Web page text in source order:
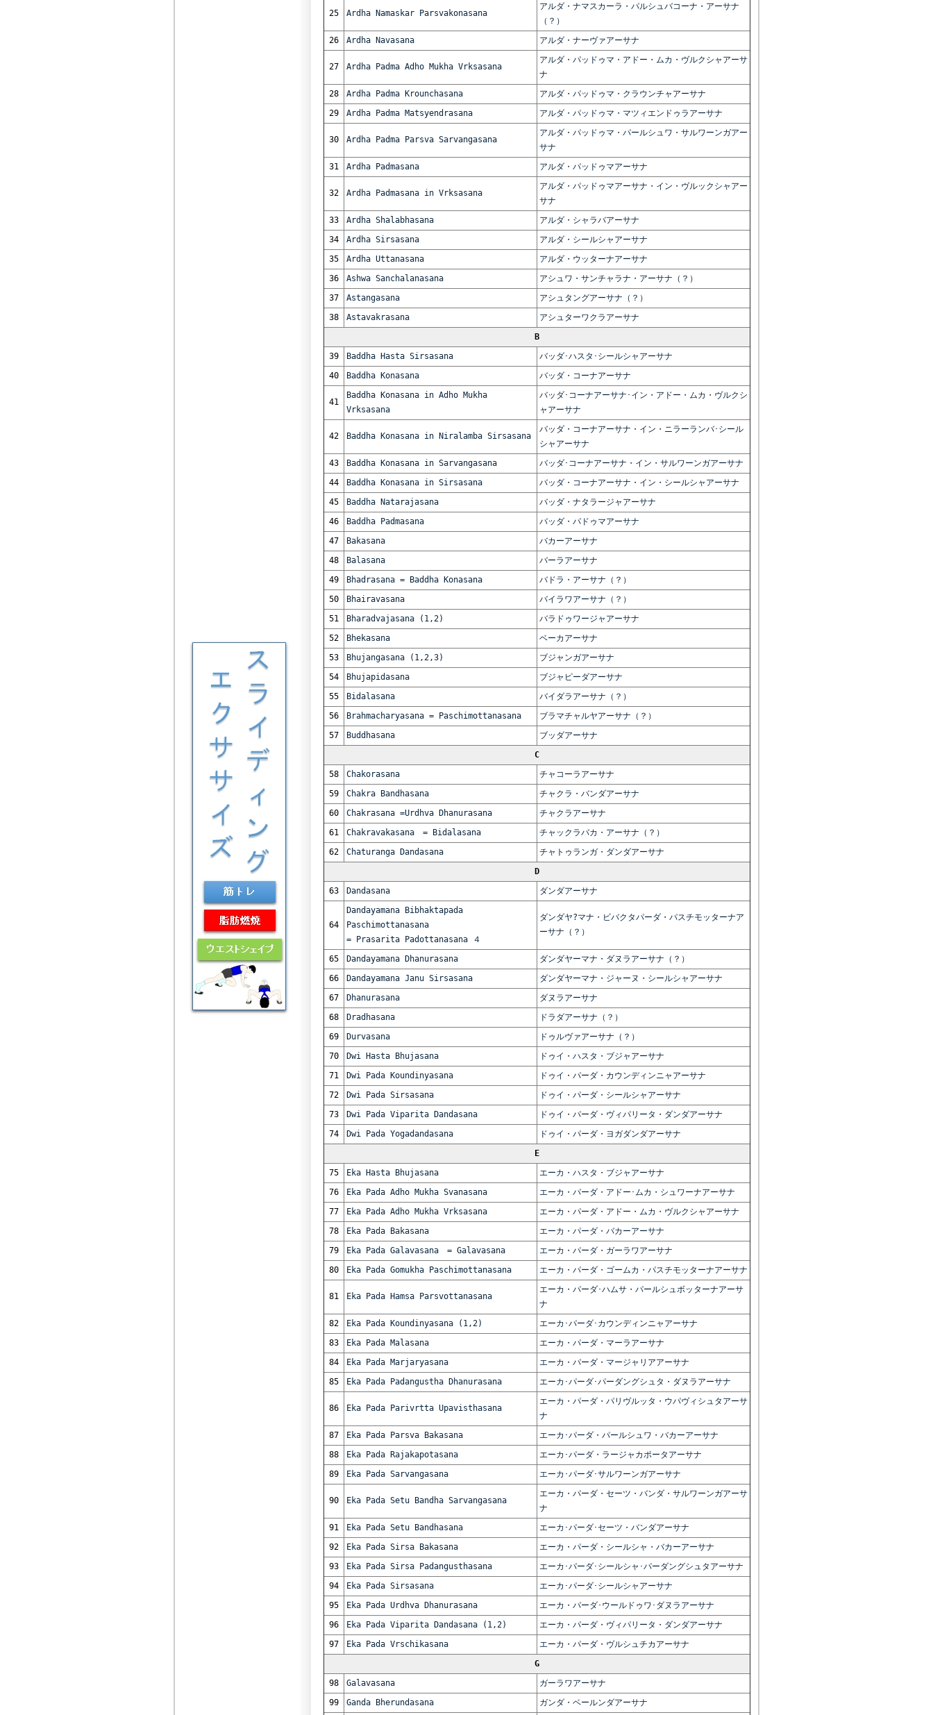
25 Ardha Namaskar Parsvakonasana
アルダ・ナマスカーラ・パルシュバコーナ・アーサナ
（？）
26
Ardha Navasana アルダ・ナーヴァアーサナ
27 Ardha Padma Adho Mukha Vrksasana
アルダ・パッドゥマ・アドー・ムカ・ヴルクシャアーサ
ナ
28
Ardha Padma Krounchasana
アルダ・パッドゥマ・クラウンチャアーサナ
29
Ardha Padma Matsyendrasana アルダ・パッドゥマ・マツィエンドゥラアーサナ
30 Ardha Padma Parsva Sarvangasana
アルダ・パッドゥマ・パールシュワ・サルワーンガアー
サナ
31
Ardha Padmasana アルダ・パッドゥマアーサナ
32 Ardha Padmasana in Vrksasana
アルダ・パッドゥマアーサナ・イン・ヴルックシャアー
サナ
33
Ardha Shalabhasana
アルダ・シャラバアーサナ
34
Ardha Sirsasana
アルダ・シールシャアーサナ
35
Ardha Uttanasana
アルダ・ウッターナアーサナ
36
Ashwa Sanchalanasana
アシュワ・サンチャラナ・アーサナ（？）
37
Astangasana
アシュタングアーサナ（？）
38
Astavakrasana
アシュターワクラアーサナ
B
39
Baddha Hasta Sirsasana
バッダ･ハスタ･シールシャアーサナ
40
Baddha Konasana バッダ・コーナアーサナ
41
Baddha Konasana in Adho Mukha
Vrksasana
バッダ･コーナアーサナ･イン・アドー・ムカ・ヴルクシ
ャアーサナ
42 Baddha Konasana in Niralamba Sirsasana
バッダ・コーナアーサナ・イン・ニラーランバ･シール
シャアーサナ
43
Baddha Konasana in Sarvangasana
バッダ･コーナアーサナ・イン・サルワーンガアーサナ
44
Baddha Konasana in Sirsasana
バッダ・コーナアーサナ・イン・シールシャアーサナ
45
Baddha Natarajasana
バッダ・ナタラージャアーサナ
46
Baddha Padmasana
バッダ・パドゥマアーサナ
47
Bakasana
バカーアーサナ
48
Balasana
バーラアーサナ
49
Bhadrasana = Baddha Konasana
バドラ・アーサナ（？）
50
Bhairavasana
バイラワアーサナ（？）
51
Bharadvajasana (1,2)
バラドゥワージャアーサナ
52
Bhekasana
ベーカアーサナ
53
Bhujangasana (1,2,3)
ブジャンガアーサナ
54
Bhujapidasana
ブジャピーダアーサナ
55
Bidalasana
バイダラアーサナ（？）
56
Brahmacharyasana = Paschimottanasana
ブラマチャルヤアーサナ（？）
57
Buddhasana
ブッダアーサナ
C
58
Chakorasana
チャコーラアーサナ
59
Chakra Bandhasana
チャクラ・バンダアーサナ
60
Chakrasana =Urdhva Dhanurasana
チャクラアーサナ
61
Chakravakasana = Bidalasana
チャックラバカ・アーサナ（？）
62
Chaturanga Dandasana
チャトゥランガ・ダンダアーサナ
D
63
Dandasana ダンダアーサナ
64
Dandayamana Bibhaktapada
Paschimottanasana
= Prasarita Padottanasana ４
ダンダヤ?マナ・ビバクタパーダ・パスチモッターナア
ーサナ（？）
65 Dandayamana Dhanurasana
ダンダヤーマナ・ダヌラアーサナ（？）
66
Dandayamana Janu Sirsasana
ダンダヤーマナ・ジャーヌ・シールシャアーサナ
67
Dhanurasana
ダヌラアーサナ
68
Dradhasana
ドラダアーサナ（？）
69
Durvasana
ドゥルヴァアーサナ（？）
70
Dwi Hasta Bhujasana
ドゥイ・ハスタ・ブジャアーサナ
71
Dwi Pada Koundinyasana
ドゥイ・パーダ・カウンディンニャアーサナ
72
Dwi Pada Sirsasana
ドゥイ・パーダ・シールシャアーサナ
73
Dwi Pada Viparita Dandasana
ドゥイ・パーダ・ヴィパリータ・ダンダアーサナ
74
Dwi Pada Yogadandasana
ドゥイ・パーダ・ヨガダンダアーサナ
E
75
Eka Hasta Bhujasana
エーカ・ハスタ・ブジャアーサナ
76
Eka Pada Adho Mukha Svanasana
エーカ・パーダ・アドー･ムカ・シュワーナアーサナ
77
Eka Pada Adho Mukha Vrksasana
エーカ・パーダ・アドー・ムカ・ヴルクシャアーサナ
78
Eka Pada Bakasana
エーカ・パーダ・バカーアーサナ
79
Eka Pada Galavasana = Galavasana
エーカ・パーダ・ガーラワアーサナ
80
Eka Pada Gomukha Paschimottanasana エーカ・パーダ・ゴームカ・パスチモッターナアーサナ
81 Eka Pada Hamsa Parsvottanasana
エーカ・パーダ･ハムサ・パールシュボッターナアーサ
ナ
82
Eka Pada Koundinyasana (1,2)
エーカ･パーダ･カウンディンニャアーサナ
83
Eka Pada Malasana
エーカ・パーダ・マーラアーサナ
84
Eka Pada Marjaryasana
エーカ・パーダ・マージャリアアーサナ
85
Eka Pada Padangustha Dhanurasana エーカ･パーダ･パーダングシュタ・ダヌラアーサナ
86 Eka Pada Parivrtta Upavisthasana
エーカ・パーダ・パリヴルッタ・ウパヴィシュタアーサ
ナ
87
Eka Pada Parsva Bakasana
エーカ･パーダ・パールシュワ・バカーアーサナ
88
Eka Pada Rajakapotasana
エーカ･パーダ・ラージャカポータアーサナ
89
Eka Pada Sarvangasana エーカ･パーダ･サルワーンガアーサナ
90 Eka Pada Setu Bandha Sarvangasana
エーカ・パーダ・セーツ・バンダ・サルワーンガアーサ
ナ
91
Eka Pada Setu Bandhasana
エーカ･パーダ･セーツ・バンダアーサナ
92
Eka Pada Sirsa Bakasana
エーカ・パーダ・シールシャ・バカーアーサナ
93
Eka Pada Sirsa Padangusthasana
エーカ･パーダ･シールシャ･パーダングシュタアーサナ
94
Eka Pada Sirsasana
エーカ･パーダ･シールシャアーサナ
95
Eka Pada Urdhva Dhanurasana
エーカ・パーダ･ウールドゥワ･ダヌラアーサナ
96
Eka Pada Viparita Dandasana (1,2)
エーカ・パーダ・ヴィパリータ・ダンダアーサナ
97
Eka Pada Vrschikasana
エーカ・パーダ・ヴルシュチカアーサナ
G
98
Galavasana
ガーラワアーサナ
99
Ganda Bherundasana ガンダ・ベールンダアーサナ